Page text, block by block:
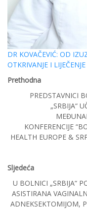
DR KOVAČEVIĆ: OD
OTKRIVANJE I
Prethodna
PREDSTAVNICI
„SRBIJA“
KONFERENCIJE
HEALTH EUROPE &
Sljedeća
U BOLNICI „SRBIJA“
ASISTIRANA
ADNEKSEKTOMIJOM,